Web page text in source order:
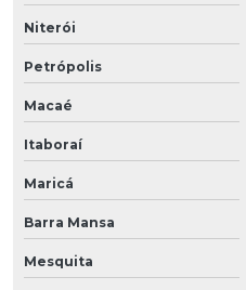
Niterói
Petrópolis
Macaé
Itaboraí
Maricá
Barra Mansa
Mesquita